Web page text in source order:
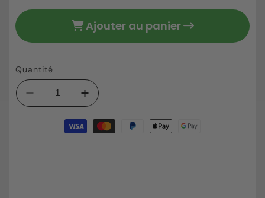
Ajouter au panier
Quantité
Réduire
la
quantité
Augmenter
la
quantité
de